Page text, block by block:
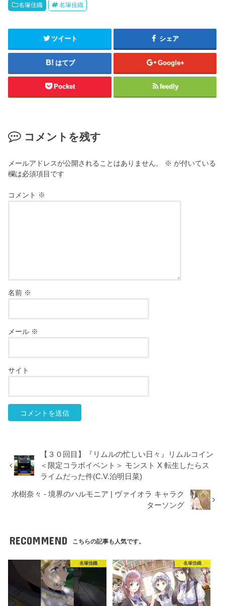
名塚佳織 名塚佳織
ツイート シェア
はてブ Google+
Pocket feedly
コメントを残す
メールアドレスが公開されることはありません。 ※ が付いている
欄は必須項目です
コメント ※
名前 ※
メール ※
サイト
【３０回目】『リムルの忙しい日々』リムルコイン
＜限定コラボイベント＞ モンスト X 転生したらス
ライムだった件(C.V.泊明日菜)
水樹奈々 - 境界のハルモニア | ヴァイオラ キャラク
ターソング
RECOMMEND こちらの記事も人気です。
名塚佳織 名塚佳織